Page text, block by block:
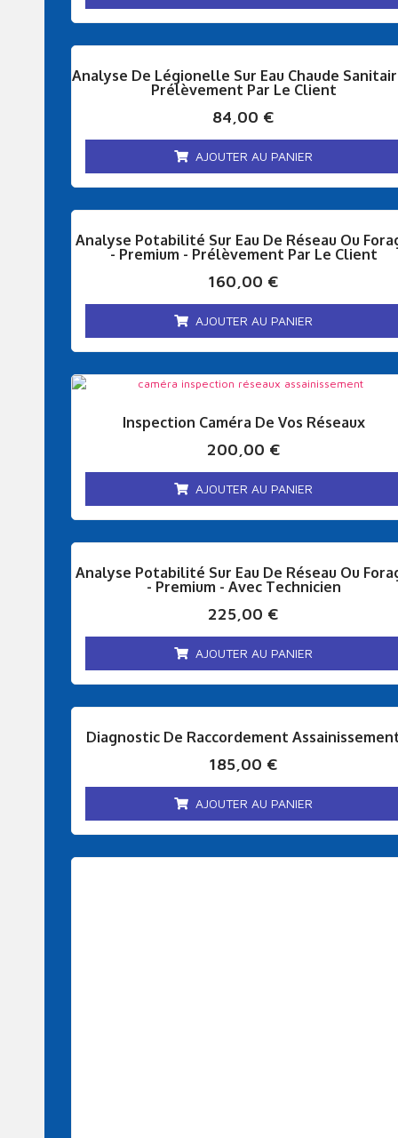
Analyse De Légionelle Sur Eau Chaude
Prélèvement Par Le Client
84,00 €
AJOUTER AU PANIER
Analyse Potabilité Sur Eau De Réseau Ou
- Premium - Prélèvement Par Le Client
160,00 €
AJOUTER AU PANIER
Inspection Caméra De Vos Réseaux
200,00 €
AJOUTER AU PANIER
Analyse Potabilité Sur Eau De Réseau Ou
- Premium - Avec Technicien
225,00 €
AJOUTER AU PANIER
Diagnostic De Raccordement
185,00 €
AJOUTER AU PANIER